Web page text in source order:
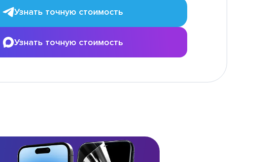
Узнать точную стоимость
Узнать точную стоимость